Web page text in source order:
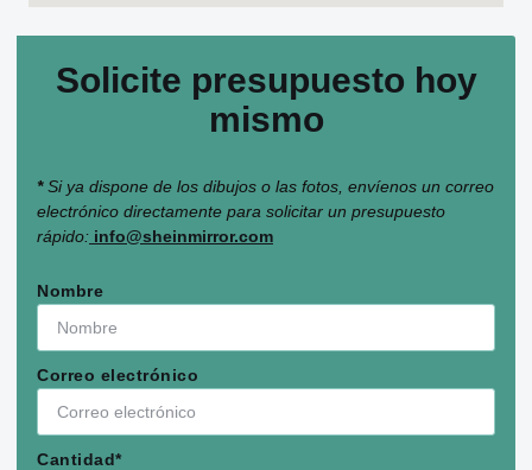
Solicite presupuesto hoy
mismo
*Si ya dispone de los dibujos o las fotos, envíenos un correo
electrónico directamente para solicitar un presupuesto
rápido: info@sheinmirror.com
Nombre
Correo electrónico
Cantidad*